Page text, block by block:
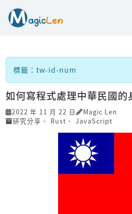
標籤：tw-id-num
如何寫程式處理中華民國的
2022 年 11 月 22 日
Magic Len
研究分享 、 Rust 、 JavaScript